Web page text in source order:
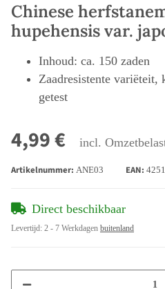
Chinese
hupehensis var.
Inhoud: ca. 150 zaden
Zaadresistente variëteit,
getest
4,99 € incl.
Artikelnummer: ANE03 EAN:
Direct beschikbaar
Levertijd: 2 - 7 Werkdagen buitenland